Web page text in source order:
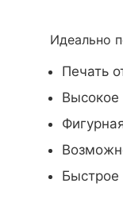
Идеально
Печать
Высокое
Быстрое